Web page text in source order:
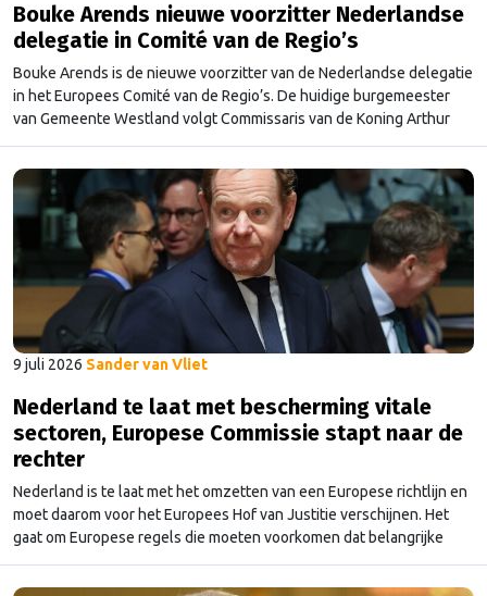
Bouke Arends nieuwe voorzitter Nederlandse
delegatie in Comité van de Regio’s
Bouke Arends is de nieuwe voorzitter van de Nederlandse delegatie
in het Europees Comité van de Regio’s. De huidige burgemeester
van Gemeente Westland volgt Commissaris van de Koning Arthur
van Dijk (Noord-Holland) op, die de voorzittersrol sinds januari 2024
vervulde. Volgens Arends zijn de Nederlandse regio’s behoorlijk
succesvol in hun lobby in Brussel, en dat komt vooral omdat …
Continued
9 juli 2026 Sander van Vliet
Nederland te laat met bescherming vitale
sectoren, Europese Commissie stapt naar de
rechter
Nederland is te laat met het omzetten van een Europese richtlijn en
moet daarom voor het Europees Hof van Justitie verschijnen. Het
gaat om Europese regels die moeten voorkomen dat belangrijke
sectoren plat komen te liggen bij verstoringen, zoals natuurrampen
of aanslagen. De Eerste en Tweede Kamer hebben inmiddels